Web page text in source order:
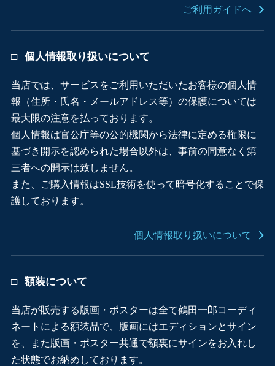
ご利用ガイドへ
個人情報取り扱いについて
当店では、サービスをご利用いただいたお客様の個人情
報（住所・氏名・メールアドレス等）の保護については
最大限の注意を払っております。
個人情報は官公庁等の公的機関から法律に定める権限に
基づき開示を認められた場合以外は、事前の同意なく第
三者への開示は致しません。
また、ご購入情報はSSL技術を使って暗号化することで保
護しております。
個人情報取り扱いについて
額装について
当店が販売する版画・ポスターは全て鶴田一郎コーディ
ネートによる額装品で、版画にはエディションとサイン
を、また版画・ポスター共通で額裏にサインをお入れし
た状態でお納めしております。